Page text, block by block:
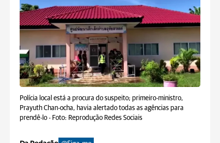
Polícia local está a procura do suspeito; primeiro-ministro,
Prayuth Chan-ocha, havia alertado todas as agências para
prendê-lo - Foto: Reprodução Redes Sociais